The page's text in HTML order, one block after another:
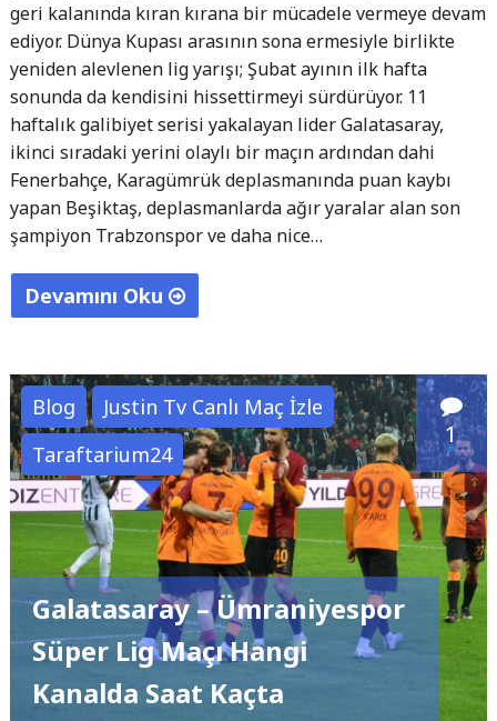
geri kalanında kıran kırana bir mücadele vermeye devam
ediyor. Dünya Kupası arasının sona ermesiyle birlikte
yeniden alevlenen lig yarışı; Şubat ayının ilk hafta
sonunda da kendisini hissettirmeyi sürdürüyor. 11
haftalık galibiyet serisi yakalayan lider Galatasaray,
ikinci sıradaki yerini olaylı bir maçın ardından dahi
Fenerbahçe, Karagümrük deplasmanında puan kaybı
yapan Beşiktaş, deplasmanlarda ağır yaralar alan son
şampiyon Trabzonspor ve daha nice…
Devamını Oku
23.
Hafta
Canlı
Maç
İzle
Programı
–
5-
Şubat
Blog
Justin Tv Canlı Maç İzle
Taraftarium24
1
Galatasaray – Ümraniyespor
Süper Lig Maçı Hangi
Kanalda Saat Kaçta